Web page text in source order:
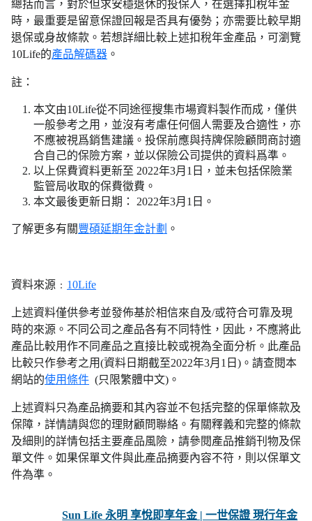
總括而言，對於但求安穩退休的投保人，在選擇扣稅年金
時，最重要是留意保證回報是否具有優勢；亦需要比較早期
退保或身故條款。若想詳細比較上述扣稅年金產品，可瀏覽
10Life的產品解碼器 。
註：
本文由10Life從不同途徑搜集市場資料製作而成，僅供
一般參考之用，並沒有考慮任何個人需要及合適性，亦
不應被視爲銷售建議。投保前應與持牌保險顧問商討適
合自己的保險方案，並以保險公司提供的資料爲準。
以上保費資料更新至 2022年3月1日，並未包括保險業
監管局收取的保費徵費。
本文最後更新日期： 2022年3月1日。
了解更多有關豐碩延期年金計劃 。
資料來源﹕ 10Life
上述資料僅供參考並發佈基於相信來自及/或符合可靠及現
時的來源。不同公司之產品各有不同特性，因此，不應將此
產品比較用作不同產品之直接比較或視為全面分析。此產品
比較只作參考之用(資料日期截至2022年3月1日)。請查閱本
網站的使用條件 (只限繁體中文)。
上述資料只為產品摘要和其內容並不包括完整的保單條款及
保障，詳情請與您的理財顧問聯絡。有關釋義和完整的條款
及細則的詳情包括主要產品風險，請參閱產品推銷刊物及保
單文件。如果保單文件與此產品摘要內容不符，則以保單文
件為準。
Sun Life 永明 享悅即享年金 | 一世保證 現行年金